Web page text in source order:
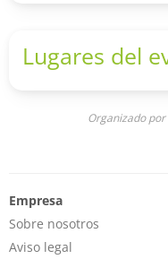
Ob Skinny Mirror der
– mit glasklarer Haltung.
Lugares del
Organizado
Empresa
Sobre nosotros
Aviso legal